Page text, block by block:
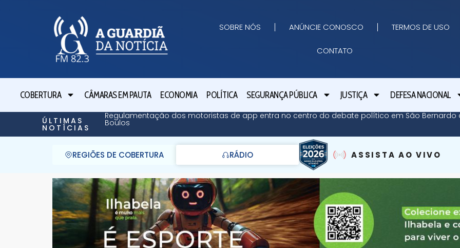
SOBRE NÓS ANÚNCIE CONOSCO TERMOS DE USO
CONTATO
COBERTURA CÂMARAS EM PAUTA ECONOMIA POLÍTICA SEGURANÇA PÚBLICA JUSTIÇA DEFESA NACIONAL
ÚLTIMAS
NOTÍCIAS
Regulamentação dos motoristas de app entra no centro do debate político em São
Boulos
REGIÕES DE COBERTURA RÁDIO ASSISTA AO VIVO